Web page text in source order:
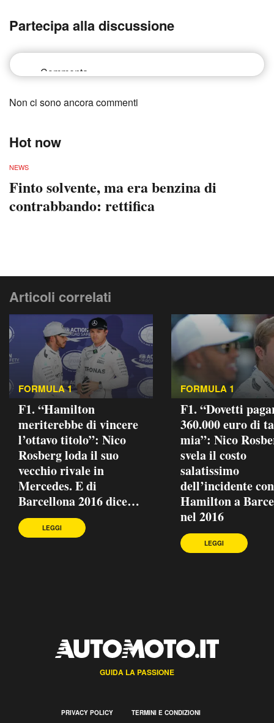
Partecipa alla discussione
Non ci sono ancora commenti
Hot now
NEWS
Finto solvente, ma era benzina di
contrabbando: rettifica
Articoli correlati
FORMULA 1
F1. “Hamilton
meriterebbe di vincere
l’ottavo titolo”: Nico
Rosberg loda il suo
vecchio rivale in
Mercedes. E di
Barcellona 2016 dice…
LEGGI
FORMULA 1
F1. “Dovetti
360.000 euro di
mia”: Nico
svela il costo
salatissimo
dell’incidente con
Hamilton a
nel 2016
LEGGI
GUIDA LA PASSIONE
PRIVACY POLICY TERMINI E CONDIZIONI